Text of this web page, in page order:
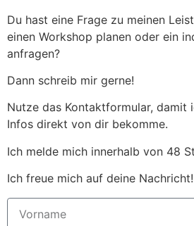
Du hast eine Frage zu meinen
einen Workshop planen oder ein
anfragen?
Dann schreib mir gerne!
Nutze das Kontaktformular, damit
Infos direkt von dir bekomme.
Ich melde mich innerhalb von 48
Ich freue mich auf deine